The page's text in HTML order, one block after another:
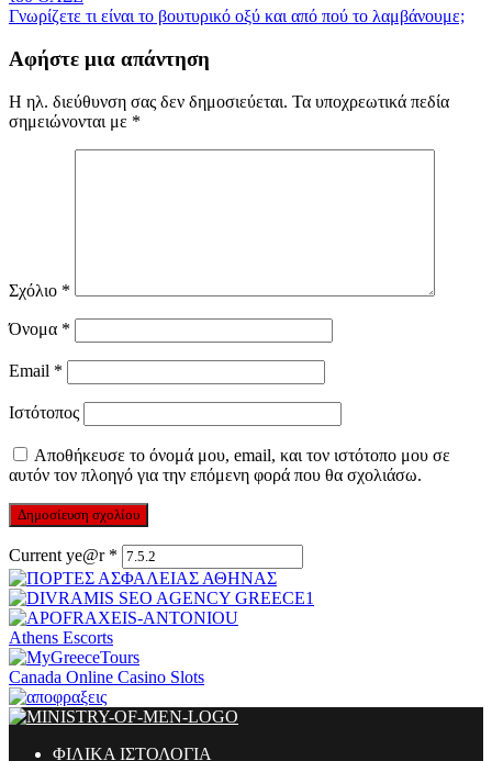
άρθρων
Γνωρίζετε τι είναι το βουτυρικό οξύ και από πού το λαμβάνουμε;
Αφήστε μια απάντηση
Η ηλ. διεύθυνση σας δεν δημοσιεύεται. Τα υποχρεωτικά πεδία
σημειώνονται με *
Σχόλιο *
Όνομα *
Email *
Ιστότοπος
Αποθήκευσε το όνομά μου, email, και τον ιστότοπο μου σε
αυτόν τον πλοηγό για την επόμενη φορά που θα σχολιάσω.
Current ye@r *
Athens Escorts
Canada Online Casino Slots
ΦΙΛΙΚΑ ΙΣΤΟΛΟΓΙΑ